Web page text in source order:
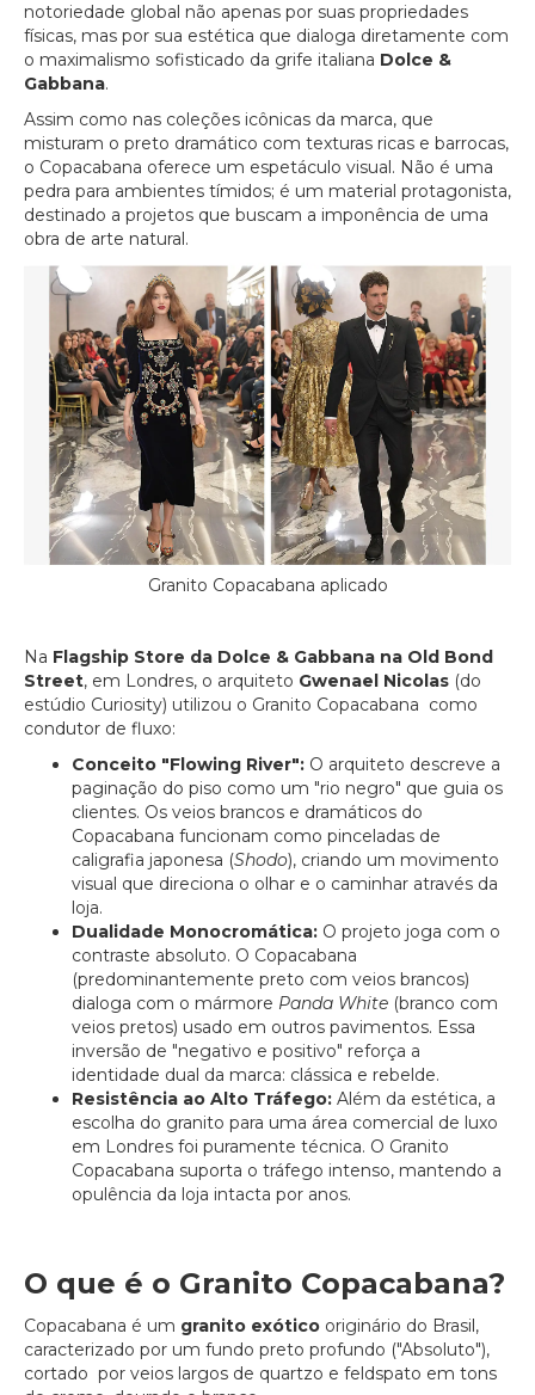
notoriedade global não apenas por suas propriedades
físicas, mas por sua estética que dialoga diretamente com
o maximalismo sofisticado da grife italiana Dolce &
Gabbana.
Assim como nas coleções icônicas da marca, que
misturam o preto dramático com texturas ricas e barrocas,
o Copacabana oferece um espetáculo visual. Não é uma
pedra para ambientes tímidos; é um material protagonista,
destinado a projetos que buscam a imponência de uma
obra de arte natural.
Granito Copacabana aplicado
Na Flagship Store da Dolce & Gabbana na Old Bond
Street, em Londres, o arquiteto Gwenael Nicolas (do
estúdio Curiosity) utilizou o Granito Copacabana como
condutor de fluxo:
Conceito "Flowing River": O arquiteto descreve a
paginação do piso como um "rio negro" que guia os
clientes. Os veios brancos e dramáticos do
Copacabana funcionam como pinceladas de
caligrafia japonesa (Shodo), criando um movimento
visual que direciona o olhar e o caminhar através da
loja.
Dualidade Monocromática: O projeto joga com o
contraste absoluto. O Copacabana
(predominantemente preto com veios brancos)
dialoga com o mármore Panda White (branco com
veios pretos) usado em outros pavimentos. Essa
inversão de "negativo e positivo" reforça a
identidade dual da marca: clássica e rebelde.
Resistência ao Alto Tráfego: Além da estética, a
escolha do granito para uma área comercial de luxo
em Londres foi puramente técnica. O Granito
Copacabana suporta o tráfego intenso, mantendo a
opulência da loja intacta por anos.
O que é o Granito Copacabana?
Copacabana é um granito exótico originário do Brasil,
caracterizado por um fundo preto profundo ("Absoluto"),
cortado por veios largos de quartzo e feldspato em tons